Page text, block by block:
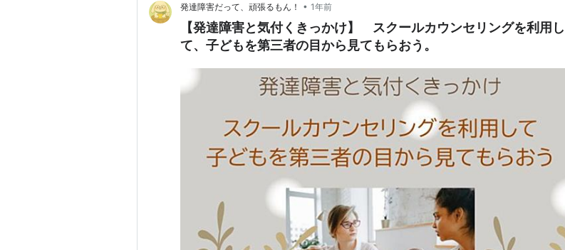
発達障害だって、頑張るもん！ • 1年前
【発達障害と気付くきっかけ】 スクールカウンセリングを利用し
て、子どもを第三者の目から見てもらおう。